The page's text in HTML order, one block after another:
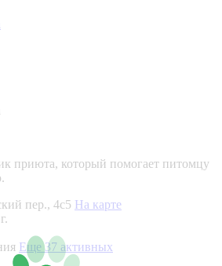
приюта, который помогает питомцу
пер., 4с5 На карте
Еще 37 активных